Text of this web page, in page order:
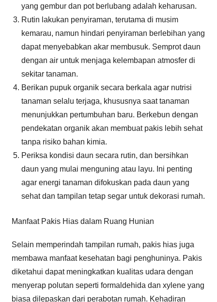
yang gembur dan pot berlubang adalah keharusan.
Rutin lakukan penyiraman, terutama di musim
kemarau, namun hindari penyiraman berlebihan yang
dapat menyebabkan akar membusuk. Semprot daun
dengan air untuk menjaga kelembapan atmosfer di
sekitar tanaman.
Berikan pupuk organik secara berkala agar nutrisi
tanaman selalu terjaga, khususnya saat tanaman
menunjukkan pertumbuhan baru. Berkebun dengan
pendekatan organik akan membuat pakis lebih sehat
tanpa risiko bahan kimia.
Periksa kondisi daun secara rutin, dan bersihkan
daun yang mulai menguning atau layu. Ini penting
agar energi tanaman difokuskan pada daun yang
sehat dan tampilan tetap segar untuk dekorasi rumah.
Manfaat Pakis Hias dalam Ruang Hunian
Selain memperindah tampilan rumah, pakis hias juga
membawa manfaat kesehatan bagi penghuninya. Pakis
diketahui dapat meningkatkan kualitas udara dengan
menyerap polutan seperti formaldehida dan xylene yang
biasa dilepaskan dari perabotan rumah. Kehadiran